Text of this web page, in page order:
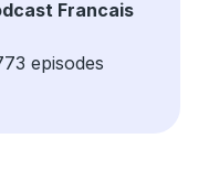
Francais
episodes